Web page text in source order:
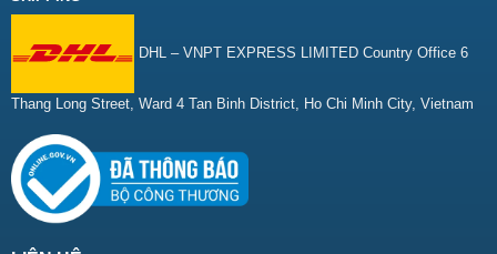
DHL – VNPT EXPRESS LIMITED Country Office 6
Thang Long Street, Ward 4 Tan Binh District, Ho Chi Minh City, Vietnam